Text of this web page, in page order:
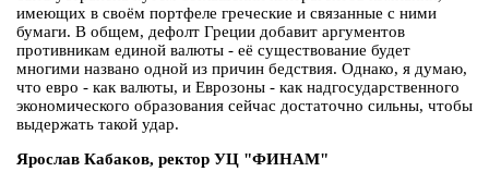
имеющих в своём портфеле греческие и связанные с ними
бумаги. В общем, дефолт Греции добавит аргументов
противникам единой валюты - её существование будет
многими названо одной из причин бедствия. Однако, я думаю,
что евро - как валюты, и Еврозоны - как надгосударственного
экономического образования сейчас достаточно сильны, чтобы
выдержать такой удар.
Ярослав Кабаков, ректор УЦ "ФИНАМ"